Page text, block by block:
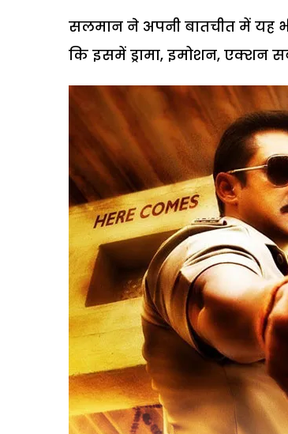
सलमान ने अपनी बातचीत में यह
कि इसमें ड्रामा, इमोशन, एक्शन